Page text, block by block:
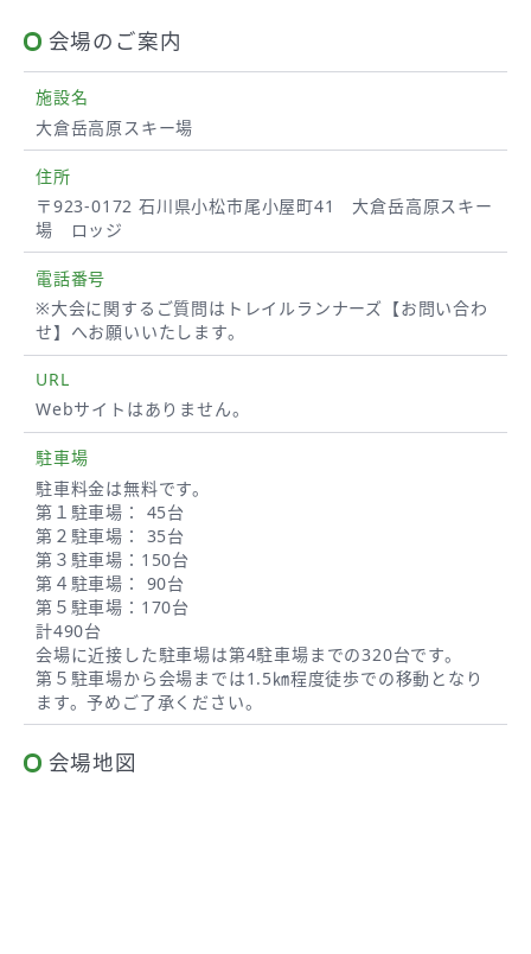
会場のご案内
施設名
大倉岳高原スキー場
住所
〒923-0172 石川県小松市尾小屋町41 大倉岳高原スキー
場 ロッジ
電話番号
※大会に関するご質問はトレイルランナーズ【お問い合わ
せ】へお願いいたします。
URL
Webサイトはありません。
駐車場
駐車料金は無料です。
第１駐車場： 45台
第２駐車場： 35台
第３駐車場：150台
第４駐車場： 90台
第５駐車場：170台
計490台
会場に近接した駐車場は第4駐車場までの320台です。
第５駐車場から会場までは1.5㎞程度徒歩での移動となり
ます。予めご了承ください。
会場地図